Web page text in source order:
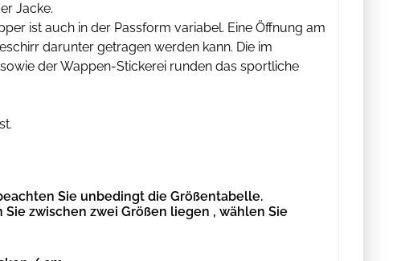
Jacke.
ist auch in der Passform variabel. Eine Öffnung am
darunter getragen werden kann. Die im
der Wappen-Stickerei runden das sportliche
ist.
Sie unbedingt die Größentabelle.
Sie zwischen zwei Größen liegen , wählen Sie